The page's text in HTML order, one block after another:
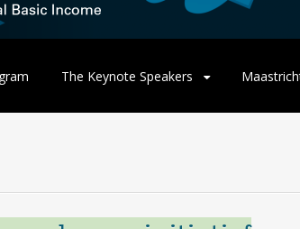
The Keynote Speakers